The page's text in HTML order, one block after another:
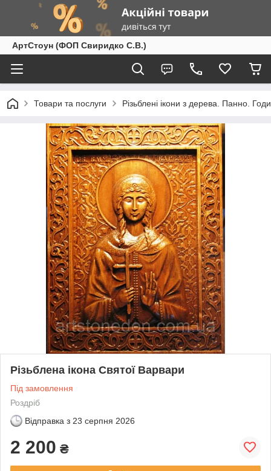
АртСтоун (ФОП Свиридко С.В.)
Товари та послуги Різьблені ікони з дерева. Панно.
Різьблена ікона Святої Варвари
Під замовлення
Роздріб
Відправка з 23 серпня 2026
2 200 ₴